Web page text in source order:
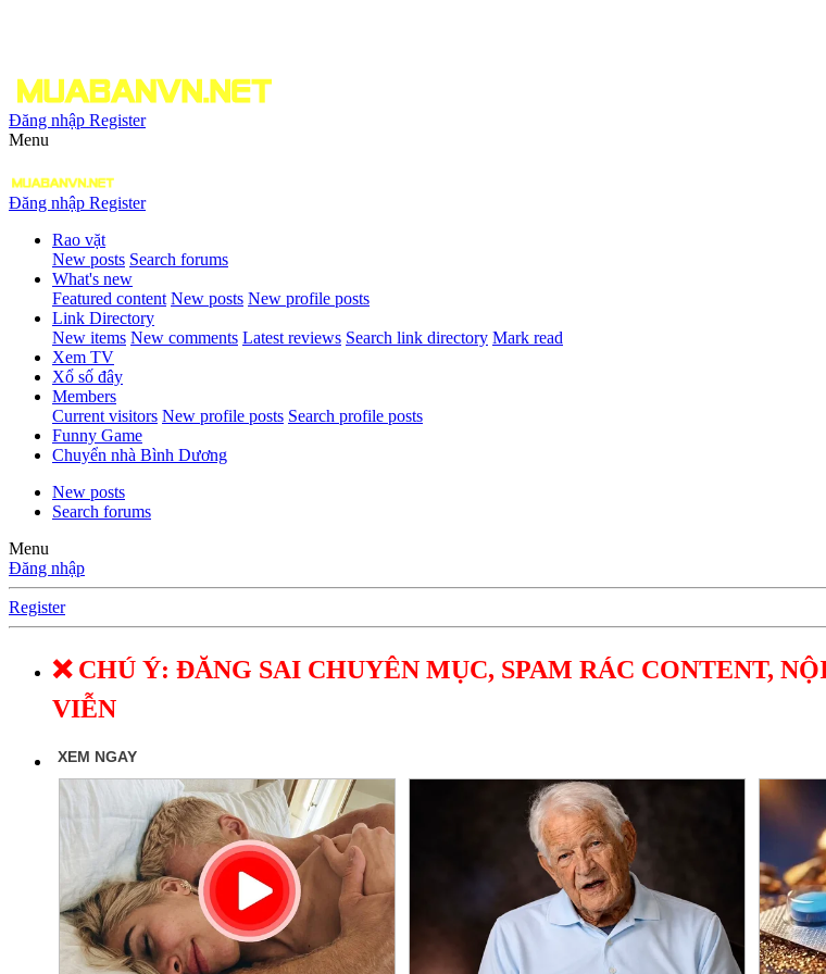
Đăng nhập Register
Menu
Đăng nhập Register
Rao vặt
New posts Search forums
What's new
Featured content New posts New profile posts
Link Directory
New items New comments Latest reviews Search link directory Mark read
Xem TV
Xổ số đây
Members
Current visitors New profile posts Search profile posts
Funny Game
Chuyển nhà Bình Dương
New posts
Search forums
Menu
Đăng nhập
Register
❌ CHÚ Ý: ĐĂNG SAI CHUYÊN MỤC, SPAM RÁC CONTENT,
VIỄN